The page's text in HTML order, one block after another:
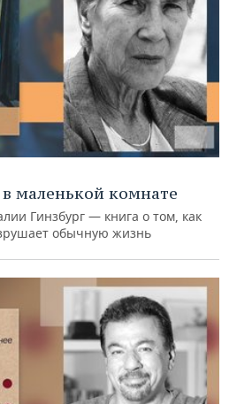
маленькой комнате
Гинзбург — книга о том, как
обычную жизнь